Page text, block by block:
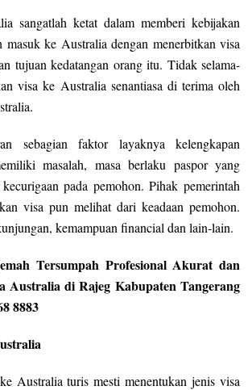
sangatlah ketat dalam memberi kebijakan
masuk ke Australia dengan menerbitkan visa
tujuan kedatangan orang itu. Tidak selama-
visa ke Australia senantiasa di terima oleh
sebagian faktor layaknya kelengkapan
masalah, masa berlaku paspor yang
pada pemohon. Pihak pemerintah
visa pun melihat dari keadaan pemohon.
kemampuan financial dan lain-lain.
Tersumpah Profesional Akurat dan
Australia di Rajeg Kabupaten Tangerang
8883
Australia turis mesti menentukan jenis visa